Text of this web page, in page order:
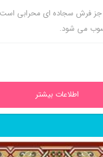
فرش سجاده ای محرابی
می شود.
اطلاعات بیشتر